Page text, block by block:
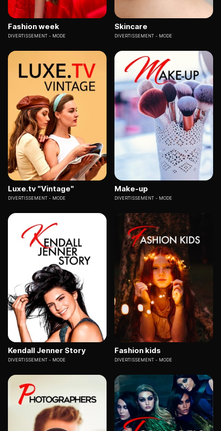
Fashion week
DIVERTISSEMENT MODE
Skincare
DIVERTISSEMENT MODE
Luxe.tv "Vintage"
DIVERTISSEMENT MODE
Make-up
DIVERTISSEMENT MODE
Kendall Jenner Story
DIVERTISSEMENT MODE
Fashion kids
DIVERTISSEMENT MODE